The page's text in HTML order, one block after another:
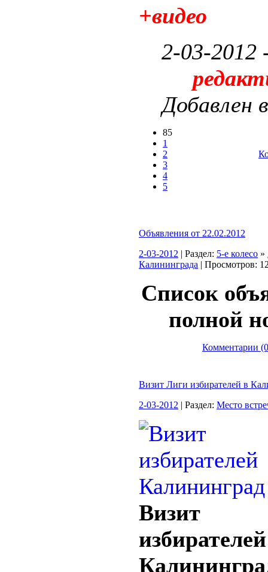
+видео
2-03-2012
Добавлен
85
1
2
3
4
5
Объявления от 22.02.2012
2-03-2012 | Раздел: 5-е колесо »
Калининграда | Просмотров:
Список
полной
Комментарии
Визит Лиги избирателей в
2-03-2012 | Раздел: Место
Визит